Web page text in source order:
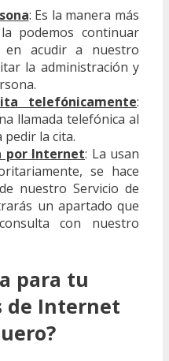
: Es la manera más
podemos continuar
en acudir a nuestro
la administración y
telefónicamente:
llamada telefónica al
pedir la cita.
por Internet: La usan
se hace
nuestro Servicio de
un apartado que
con nuestro
para tu
de Internet